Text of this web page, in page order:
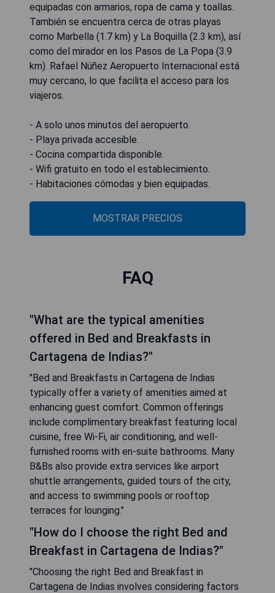
equipadas con armarios, ropa de cama y toallas.
También se encuentra cerca de otras playas
como Marbella (1.7 km) y La Boquilla (2.3 km), así
como del mirador en los Pasos de La Popa (3.9
km). Rafael Núñez Aeropuerto Internacional está
muy cercano, lo que facilita el acceso para los
viajeros.
- A solo unos minutos del aeropuerto.
- Playa privada accesible.
- Cocina compartida disponible.
- Wifi gratuito en todo el establecimiento.
- Habitaciones cómodas y bien equipadas.
MOSTRAR PRECIOS
FAQ
"What are the typical amenities
offered in Bed and Breakfasts in
Cartagena de Indias?"
"Bed and Breakfasts in Cartagena de Indias
typically offer a variety of amenities aimed at
enhancing guest comfort. Common offerings
include complimentary breakfast featuring local
cuisine, free Wi-Fi, air conditioning, and well-
furnished rooms with en-suite bathrooms. Many
B&Bs also provide extra services like airport
shuttle arrangements, guided tours of the city,
and access to swimming pools or rooftop
terraces for lounging."
"How do I choose the right Bed and
Breakfast in Cartagena de Indias?"
"Choosing the right Bed and Breakfast in
Cartagena de Indias involves considering factors